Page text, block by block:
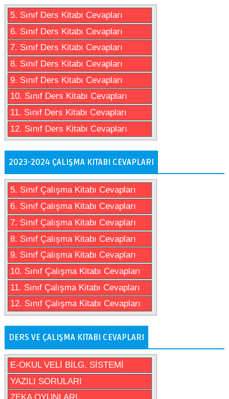
5. Sınıf Ders Kitabı Cevapları
6. Sınıf Ders Kitabı Cevapları
7. Sınıf Ders Kitabı Cevapları
8. Sınıf Ders Kitabı Cevapları
9. Sınıf Ders Kitabı Cevapları
10. Sınıf Ders Kitabı Cevapları
11. Sınıf Ders Kitabı Cevapları
12. Sınıf Ders Kitabı Cevapları
2023-2024 ÇALIŞMA KITABI CEVAPLARI
5. Sınıf Çalışma Kitabı Cevapları
6. Sınıf Çalışma Kitabı Cevapları
7. Sınıf Çalışma Kitabı Cevapları
8. Sınıf Çalışma Kitabı Cevapları
9. Sınıf Çalışma Kitabı Cevapları
10. Sınıf Çalışma Kitabı Cevapları
11. Sınıf Çalışma Kitabı Cevapları
12. Sınıf Çalışma Kitabı Cevapları
DERS VE ÇALIŞMA KITABI CEVAPLARI
E-OKUL VELİ BİLG. SİSTEMİ
YAZILI SORULARI